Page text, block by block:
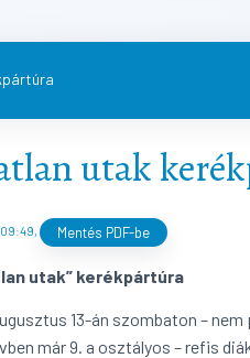
utak
09:49 Mentés PDF-be
utak” kerékpártúra
13-án szombaton –
már 9. a osztályos – refis